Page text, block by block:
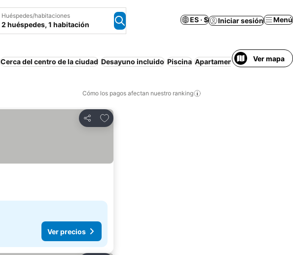
Huéspedes/habitaciones
2 huéspedes, 1 habitación
ES · $ Iniciar sesión Menú
Cerca del centro de la ciudad Desayuno incluido Piscina Apartamento amueblado
Ver mapa
Cómo los pagos afectan nuestro ranking
Compartir
Agregar a favoritos
Ver precios